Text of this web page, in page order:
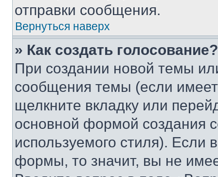
отправки сообщения.
Вернуться наверх
» Как создать голосование?
При создании новой темы
сообщения темы (если
щелкните вкладку или
основной формой создания
используемого стиля). Если
формы, то значит, вы не